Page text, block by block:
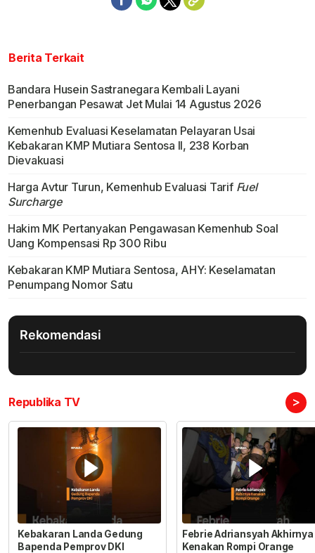
Berita Terkait
Bandara Husein Sastranegara Kembali Layani
Penerbangan Pesawat Jet Mulai 14 Agustus 2026
Kemenhub Evaluasi Keselamatan Pelayaran Usai
Kebakaran KMP Mutiara Sentosa II, 238 Korban
Dievakuasi
Harga Avtur Turun, Kemenhub Evaluasi Tarif Fuel
Surcharge
Hakim MK Pertanyakan Pengawasan Kemenhub Soal
Uang Kompensasi Rp 300 Ribu
Kebakaran KMP Mutiara Sentosa, AHY: Keselamatan
Penumpang Nomor Satu
Rekomendasi
Republika TV >
Kebakaran Landa Gedung
Bapenda Pemprov DKI
Febrie Adriansyah Akhirnya
Kenakan Rompi Orange